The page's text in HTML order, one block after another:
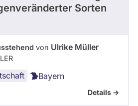
Sorten
von Ulrike Müller
Bayern
Details ->